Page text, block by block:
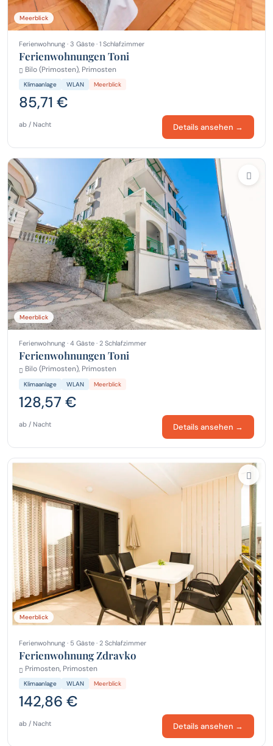
Meerblick
Ferienwohnung · 3 Gäste · 1 Schlafzimmer
Ferienwohnungen Toni
Bilo (Primosten), Primosten
Klimaanlage WLAN Meerblick
85,71 €
ab / Nacht Details ansehen →
Meerblick
Ferienwohnung · 4 Gäste · 2 Schlafzimmer
Ferienwohnungen Toni
Bilo (Primosten), Primosten
Klimaanlage WLAN Meerblick
128,57 €
ab / Nacht Details ansehen →
Meerblick
Ferienwohnung · 5 Gäste · 2 Schlafzimmer
Ferienwohnung Zdravko
Primosten, Primosten
Klimaanlage WLAN Meerblick
142,86 €
ab / Nacht Details ansehen →